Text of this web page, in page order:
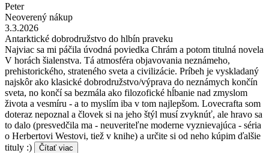
Peter
Neoverený nákup
3.3.2026
Antarktické dobrodružstvo do hlbín praveku
Najviac sa mi páčila úvodná poviedka Chrám a potom titulná novela
V horách šialenstva. Tá atmosféra objavovania neznámeho,
prehistorického, strateného sveta a civilizácie. Príbeh je vyskladaný
najskôr ako klasické dobrodružstvo/výprava do neznámych končín
sveta, no končí sa bezmála ako filozofické hĺbanie nad zmyslom
života a vesmíru - a to myslím iba v tom najlepšom. Lovecrafta som
doteraz nepoznal a človek si na jeho štýl musí zvyknúť, ale hravo sa
to dalo (presvedčila ma - neuveriteľne moderne vyznievajúca - séria
o Herbertovi Westovi, tiež v knihe) a určite si od neho kúpim ďalšie
tituly :)
Čítať viac